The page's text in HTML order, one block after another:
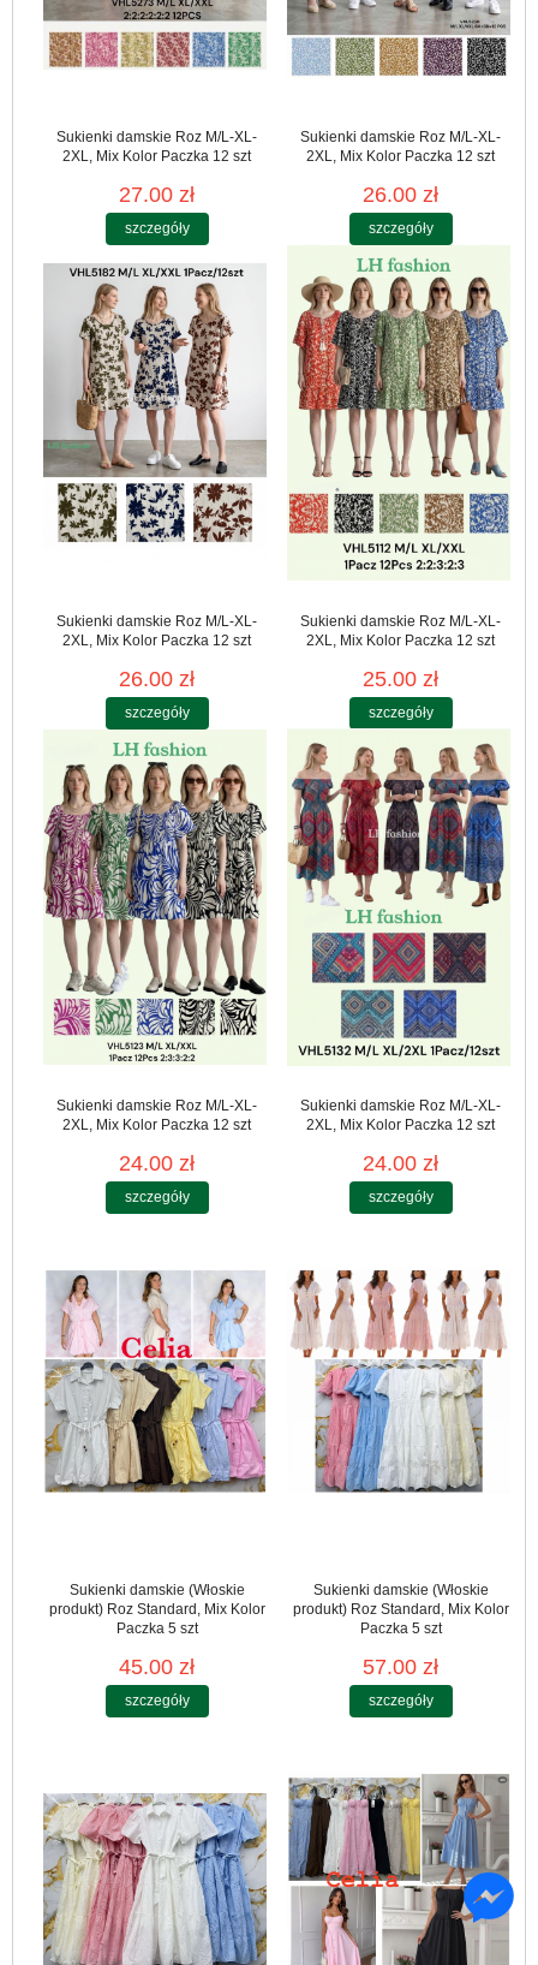
Sukienki damskie Roz M/L-XL-
2XL, Mix Kolor Paczka 12 szt
27.00 zł
szczegóły
Sukienki damskie Roz M/L-XL-
2XL, Mix Kolor Paczka 12 szt
26.00 zł
szczegóły
Sukienki damskie Roz M/L-XL-
2XL, Mix Kolor Paczka 12 szt
26.00 zł
szczegóły
Sukienki damskie Roz M/L-XL-
2XL, Mix Kolor Paczka 12 szt
25.00 zł
szczegóły
Sukienki damskie Roz M/L-XL-
2XL, Mix Kolor Paczka 12 szt
24.00 zł
szczegóły
Sukienki damskie Roz M/L-XL-
2XL, Mix Kolor Paczka 12 szt
24.00 zł
szczegóły
Sukienki damskie (Włoskie
produkt) Roz Standard, Mix Kolor
Paczka 5 szt
45.00 zł
szczegóły
Sukienki damskie (Włoskie
produkt) Roz Standard, Mix Kolor
Paczka 5 szt
57.00 zł
szczegóły